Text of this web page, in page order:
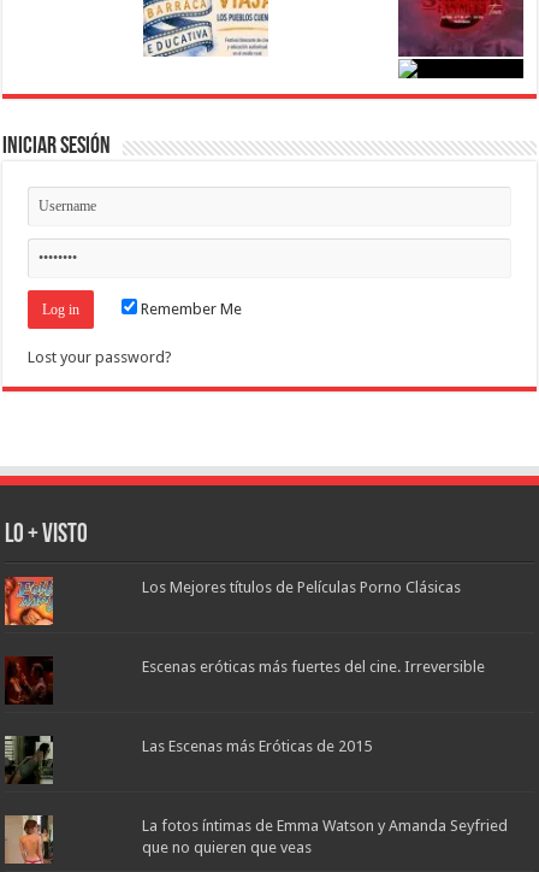
Iniciar Sesión
Remember Me
Lost your password?
Lo + Visto
Los Mejores títulos de Películas Porno Clásicas
Escenas eróticas más fuertes del cine. Irreversible
Las Escenas más Eróticas de 2015
La fotos íntimas de Emma Watson y Amanda Seyfried
que no quieren que veas